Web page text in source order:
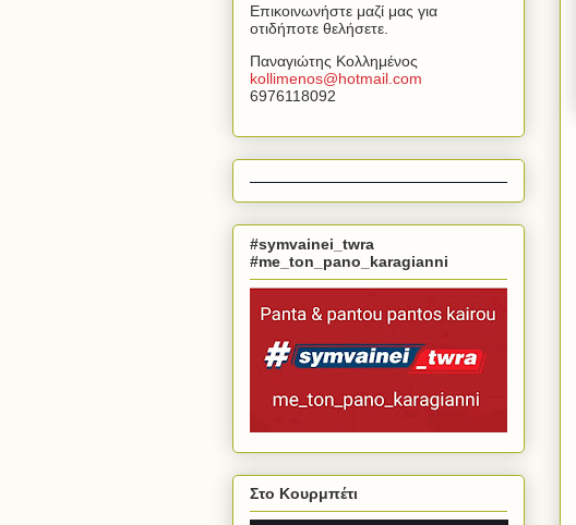
Επικοινωνήστε μαζί μας για
οτιδήποτε θελήσετε.
Παναγιώτης Κολλημένος
kollimenos@hotmail com
6976118092
#symvainei_twra
#me_ton_pano_karagianni
Στο Κουρμπέτι